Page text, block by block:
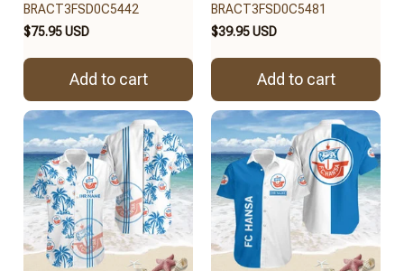
BRACT3FSD0C5442
$75.95 USD
Add to cart
BRACT3FSD0C5481
$39.95 USD
Add to cart